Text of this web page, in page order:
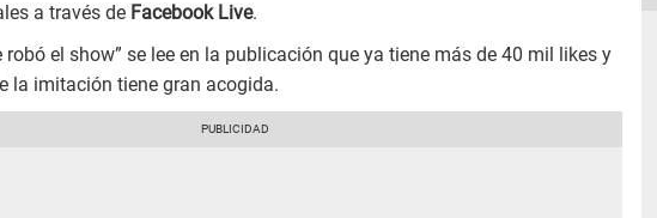
a través de Facebook Live.
robó el show” se lee en la publicación que ya tiene más de 40 mil likes y
la imitación tiene gran acogida.